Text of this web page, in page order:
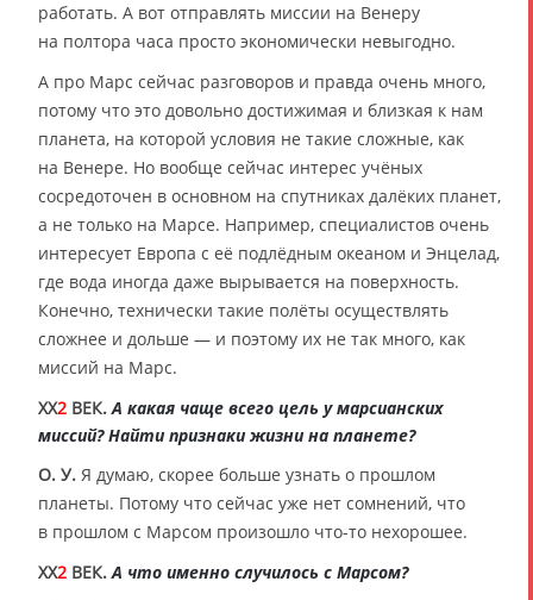
работать. А вот отправлять миссии на Венеру
на полтора часа просто экономически невыгодно.
А про Марс сейчас разговоров и правда очень много,
потому что это довольно достижимая и близкая к нам
планета, на которой условия не такие сложные, как
на Венере. Но вообще сейчас интерес учёных
сосредоточен в основном на спутниках далёких планет,
а не только на Марсе. Например, специалистов очень
интересует Европа с её подлёдным океаном и Энцелад,
где вода иногда даже вырывается на поверхность.
Конечно, технически такие полёты осуществлять
сложнее и дольше — и поэтому их не так много, как
миссий на Марс.
XX2 ВЕК. А какая чаще всего цель у марсианских
миссий? Найти признаки жизни на планете?
О. У. Я думаю, скорее больше узнать о прошлом
планеты. Потому что сейчас уже нет сомнений, что
в прошлом с Марсом произошло что-то нехорошее.
XX2 ВЕК. А что именно случилось с Марсом?